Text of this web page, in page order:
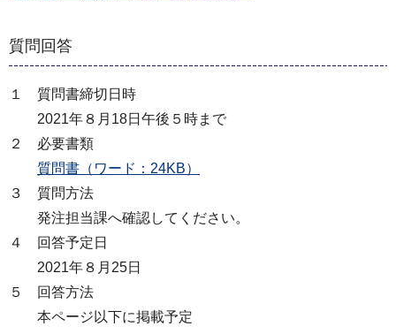
質問回答
１ 質問書締切日時
2021年８月18日午後５時まで
２ 必要書類
質問書（ワード：24KB）
３ 質問方法
発注担当課へ確認してください。
４ 回答予定日
2021年８月25日
５ 回答方法
本ページ以下に掲載予定